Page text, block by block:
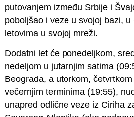
putovanjem između Srbije i
poboljšao i veze u svojoj bazi, u
letovima u svojoj mreži.
Dodatni let će ponedeljkom,
nedeljom u jutarnjim satima
Beograda, a utorkom,
večernjim terminima (19:55),
unapred odlične veze iz Ciriha